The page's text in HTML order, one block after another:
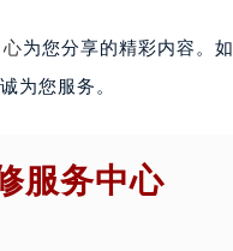
为您分享的精彩内容。
为您服务。
服务中心